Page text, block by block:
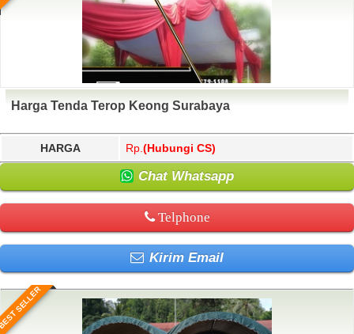
Harga Tenda Terop Keong Surabaya
HARGA Rp. (Hubungi CS)
Chat Whatsapp
Telphone
Kirim Email
SELLER